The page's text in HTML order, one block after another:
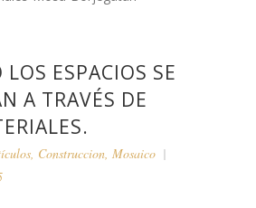
ESPACIOS SE
A TRAVÉS DE
, Construccion, Mosaico